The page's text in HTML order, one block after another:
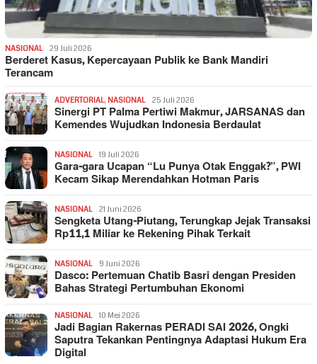
NASIONAL 29 Juli 2026
Berderet Kasus, Kepercayaan Publik ke Bank Mandiri
Terancam
ADVERTORIAL, NASIONAL 25 Juli 2026
Sinergi PT Palma Pertiwi Makmur, JARSANAS dan
Kemendes Wujudkan Indonesia Berdaulat
NASIONAL 19 Juli 2026
Gara-gara Ucapan “Lu Punya Otak Enggak?”, PWI
Kecam Sikap Merendahkan Hotman Paris
NASIONAL 21 Juni 2026
Sengketa Utang-Piutang, Terungkap Jejak Transaksi
Rp11,1 Miliar ke Rekening Pihak Terkait
NASIONAL 9 Juni 2026
Dasco: Pertemuan Chatib Basri dengan Presiden
Bahas Strategi Pertumbuhan Ekonomi
NASIONAL 10 Mei 2026
Jadi Bagian Rakernas PERADI SAI 2026, Ongki
Saputra Tekankan Pentingnya Adaptasi Hukum Era
Digital